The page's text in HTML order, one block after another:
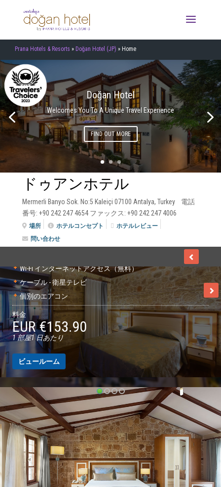
Prana Hotels & Resorts » Doğan Hotel (JP) » Home
Doğan Hotel
Welcomes You To A Unique Travel Experience
FIND OUT MORE
ドゥアンホテル
Mermerli Banyo Sok. No:5 Kaleiçi 07100 Antalya, Turkey 電話
番号: +90 242 247 4654 ファックス: +90 242 247 4006
場所 ホテルコンセプト
ホテルレビュー
問い合わせ
ジュニアスイート
35 平方メートル ダブルベッド 2 名
客室の特徴:
Wi-Fi インターネットアクセス（無料）
ケーブル - 衛星テレビ
個別のエアコン
料金
EUR €153.90
1 部屋1 日あたり
ビュールーム